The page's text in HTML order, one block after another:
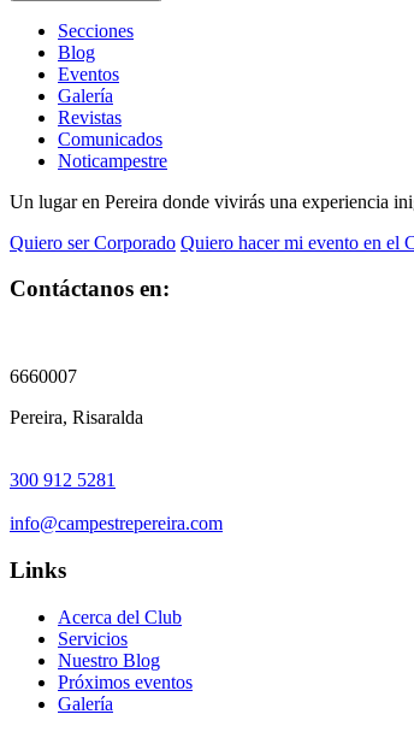
Secciones
Blog
Eventos
Galería
Revistas
Comunicados
Noticampestre
Un lugar en Pereira donde vivirás una experiencia
Quiero ser Corporado Quiero hacer mi evento en el
Contáctanos en:
6660007
Pereira, Risaralda
300 912 5281
info@campestrepereira.com
Links
Acerca del Club
Servicios
Nuestro Blog
Próximos eventos
Galería